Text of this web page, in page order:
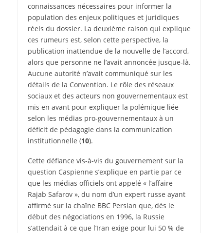
connaissances nécessaires pour informer la
population des enjeux politiques et juridiques
réels du dossier. La deuxième raison qui explique
ces rumeurs est, selon cette perspective, la
publication inattendue de la nouvelle de l’accord,
alors que personne ne l’avait annoncée jusque-là.
Aucune autorité n’avait communiqué sur les
détails de la Convention. Le rôle des réseaux
sociaux et des acteurs non gouvernementaux est
mis en avant pour expliquer la polémique liée
selon les médias pro-gouvernementaux à un
déficit de pédagogie dans la communication
institutionnelle (10).
Cette défiance vis-à-vis du gouvernement sur la
question Caspienne s’explique en partie par ce
que les médias officiels ont appelé « l’affaire
Rajab Safarov », du nom d’un expert russe ayant
affirmé sur la chaîne BBC Persian que, dès le
début des négociations en 1996, la Russie
s’attendait à ce que l’Iran exige pour lui 50 % de